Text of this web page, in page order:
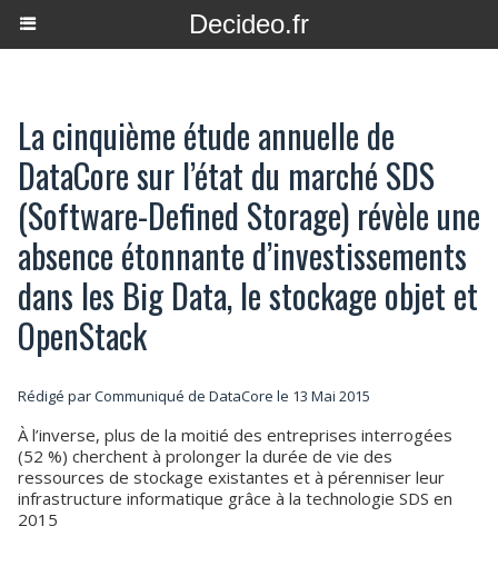
Decideo.fr
La cinquième étude annuelle de
DataCore sur l’état du marché SDS
(Software-Defined Storage) révèle une
absence étonnante d’investissements
dans les Big Data, le stockage objet et
OpenStack
Rédigé par Communiqué de DataCore le 13 Mai 2015
À l’inverse, plus de la moitié des entreprises interrogées
(52 %) cherchent à prolonger la durée de vie des
ressources de stockage existantes et à pérenniser leur
infrastructure informatique grâce à la technologie SDS en
2015